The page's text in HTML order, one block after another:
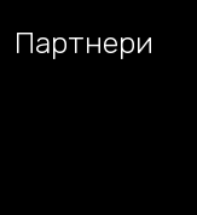
Партнери